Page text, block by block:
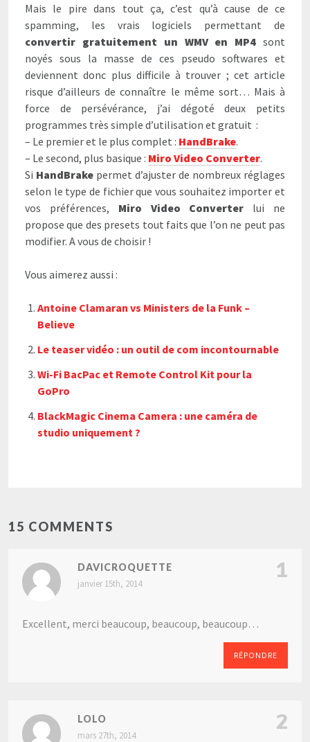
Mais le pire dans tout ça, c’est qu’à cause de ce
spamming, les vrais logiciels permettant de
convertir gratuitement un WMV en MP4 sont
noyés sous la masse de ces pseudo softwares et
deviennent donc plus difficile à trouver ; cet article
risque d’ailleurs de connaître le même sort… Mais à
force de persévérance, j’ai dégoté deux petits
programmes très simple d’utilisation et gratuit :
– Le premier et le plus complet : HandBrake.
– Le second, plus basique : Miro Video Converter.
Si HandBrake permet d’ajuster de nombreux réglages
selon le type de fichier que vous souhaitez importer et
vos préférences, Miro Video Converter lui ne
propose que des presets tout faits que l’on ne peut pas
modifier. A vous de choisir !
Vous aimerez aussi :
Antoine Clamaran vs Ministers de la Funk –
Believe
Le teaser vidéo : un outil de com incontournable
Wi-Fi BacPac et Remote Control Kit pour la
GoPro
BlackMagic Cinema Camera : une caméra de
studio uniquement ?
15 COMMENTS
DAVICROQUETTE
janvier 15th, 2014
Excellent, merci beaucoup, beaucoup, beaucoup…
RÉPONDRE
1
LOLO
mars 27th, 2014
2